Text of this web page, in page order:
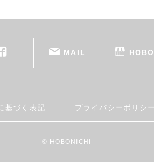
MAIL
基づく表記 プライバシーポリシー
© HOBONICHI